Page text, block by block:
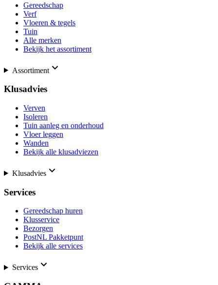
Gereedschap
Verf
Vloeren & tegels
Tuin
Alle merken
Bekijk het assortiment
Assortiment
Klusadvies
Verven
Isoleren
Tuin aanleg en onderhoud
Vloer leggen
Wanden
Bekijk alle klusadviezen
Klusadvies
Services
Gereedschap huren
Klusservice
Bezorgen
PostNL Pakketpunt
Bekijk alle services
Services